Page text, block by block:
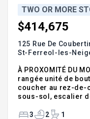
TWO OR MORE
$414,675
125 Rue De
St-Ferreol-les-
À PROXOMITÉ DU
rangée unité de
coucher au rez-de-
sous-sol, escalier
salle d'eau à
3 2 1